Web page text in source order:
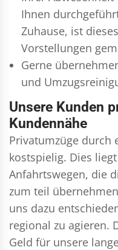
Ihnen
Zuhause, ist
Vorstellungen
Gerne
und
Unsere Kunden
Kundennähe
Privatumzüge durch
kostspielig. Dies
Anfahrtswegen, die
zum teil
uns dazu
regional zu agieren.
Geld für unsere